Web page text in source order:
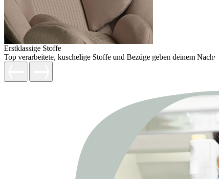
Erstklassige Stoffe
Top verarbeitete, kuschelige Stoffe und Bezüge geben deinem